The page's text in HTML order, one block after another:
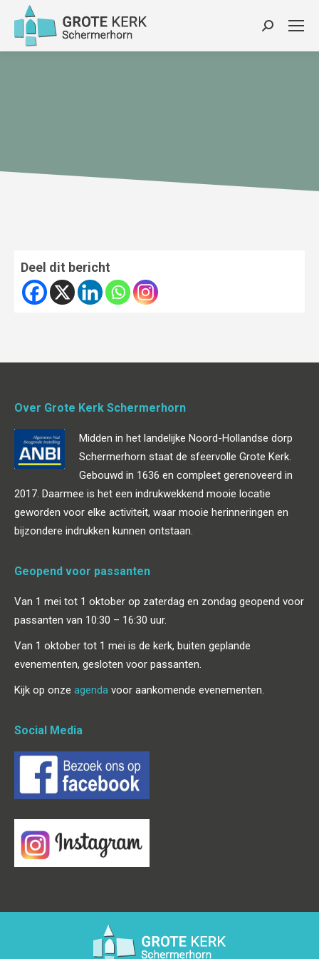
Zoeken:
Deel dit bericht
Over Grote Kerk Schermerhorn
Midden in het landelijke Noord-Hollandse dorp
Schermerhorn staat de sfeervolle Grote Kerk.
Gebouwd in 1636 en compleet gerenoveerd in
2017. Daarmee is het een indrukwekkend mooie locatie
geworden voor elke activiteit, waar mooie herinneringen en
bijzondere indrukken kunnen ontstaan.
Geopend voor passanten
Van 1 mei tot 1 oktober op zaterdag en zondag geopend voor
passanten van 10:30 – 16:30 uur.
Van 1 oktober tot 1 mei is de kerk, buiten geplande
evenementen, gesloten voor passanten.
Kijk op onze agenda voor aankomende evenementen.
Social Media